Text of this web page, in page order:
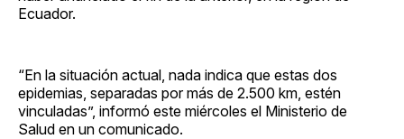
Ecuador.
“En la situación actual, nada indica que estas dos
epidemias, separadas por más de 2.500 km, estén
vinculadas”, informó este miércoles el Ministerio de
Salud en un comunicado.